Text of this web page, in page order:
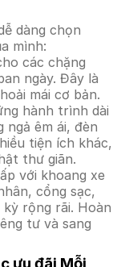
dàng chọn
mình:
các chặng
ngày. Đây là
mái cơ bản.
hành trình dài
ngả êm ái, đèn
tiện ích khác,
thư giãn.
với khoang xe
cổng sạc,
kỳ rộng rãi. Hoàn
tư và sang